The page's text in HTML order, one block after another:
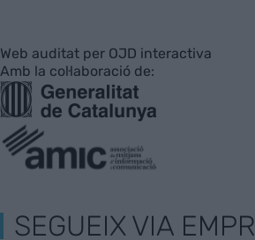
Web auditat per OJD interactiva
Amb la col·laboració de:
SEGUEIX VIA